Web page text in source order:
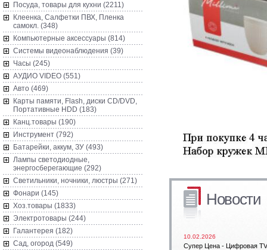
Посуда, товары для кухни (2211)
Клеенка, Салфетки ПВХ, Пленка
самокл. (348)
Компьютерные аксессуары (814)
Системы видеонаблюдения (39)
Часы (245)
AУДИО VIDEO (551)
Авто (469)
Карты памяти, Flash, диски CD/DVD,
Портативные HDD (183)
Канц.товары (190)
Инструмент (792)
Батарейки, аккум, ЗУ (493)
Лампы светодиодные,
энергосберегающие (292)
Светильники, ночники, люстры (271)
Фонари (145)
Хоз.товары (1833)
Электротовары (244)
Галантерея (182)
Сад, огород (549)
Новости
10.02.2026
Супер Цена - Цифровая TV